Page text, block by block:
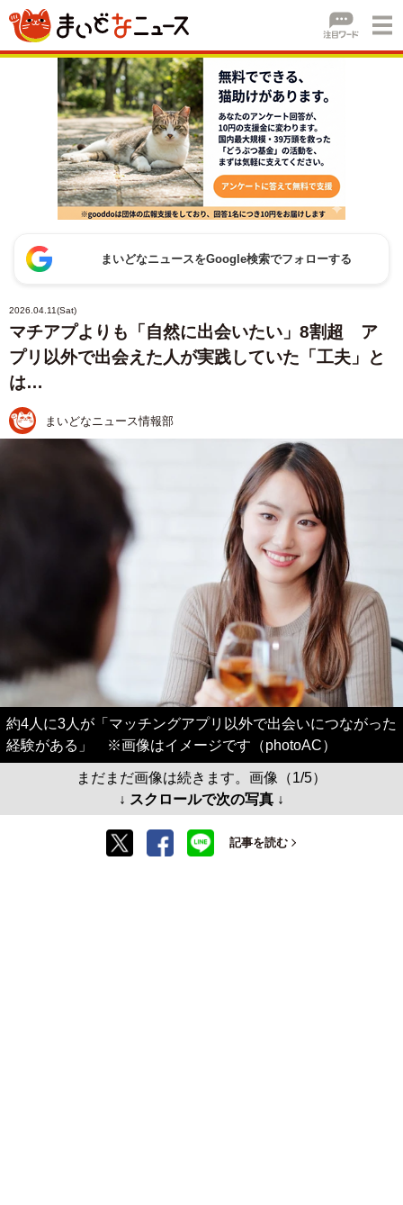
まいどなニュースをGoogle検索でフォローする
2026.04.11(Sat)
マチアプよりも「自然に出会いたい」8割超 ア
プリ以外で出会えた人が実践していた「工夫」と
は…
まいどなニュース情報部
約4人に3人が「マッチングアプリ以外で出会いにつながった
経験がある」 ※画像はイメージです（photoAC）
まだまだ画像は続きます。画像（1/5）
↓ スクロールで次の写真 ↓
記事を読む